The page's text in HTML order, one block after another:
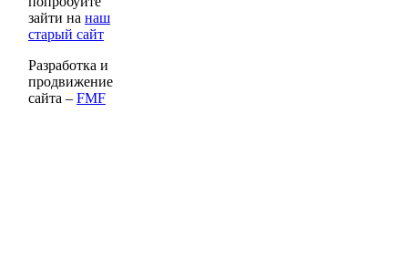
зайти на наш
старый сайт
Разработка и
продвижение
сайта – FMF